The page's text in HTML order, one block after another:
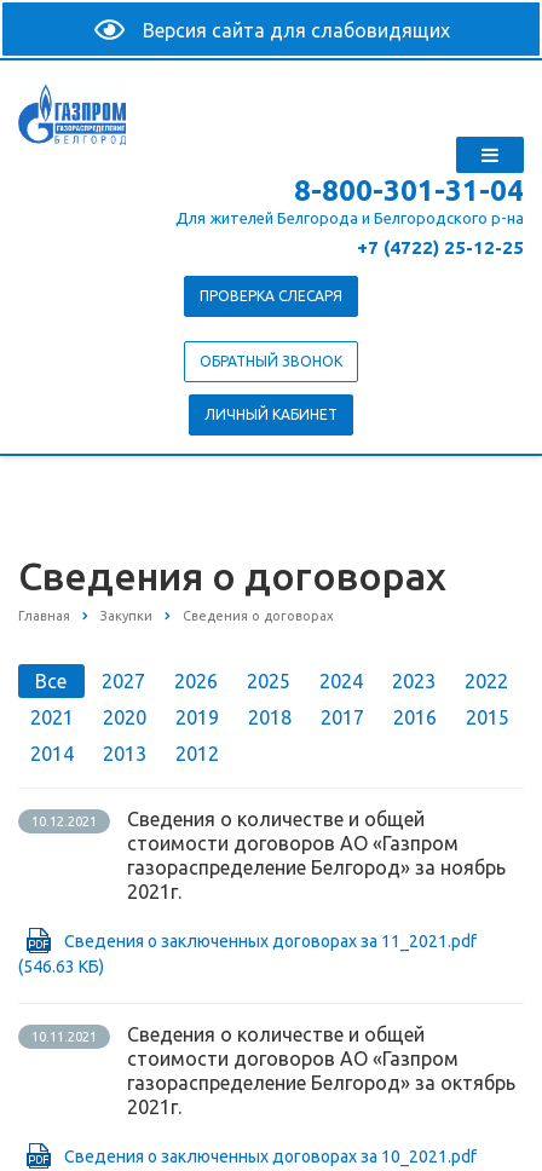
8-800-301-31-04
Для жителей Белгорода и Белгородского р-на
+7 (4722) 25-12-25
ПРОВЕРКА СЛЕСАРЯ
ОБРАТНЫЙ ЗВОНОК
ЛИЧНЫЙ КАБИНЕТ
Сведения о договорах
Главная Закупки Сведения о договорах
Все 2027 2026 2025 2024 2023
2022
2021
2020 2019 2018 2017 2016
2015
2014
2013 2012
10.12.2021
Сведения о количестве и общей
стоимости договоров АО «Газпром
газораспределение Белгород» за ноябрь
2021г.
Сведения о заключенных договорах за 11_2021.pdf
(546.63 КБ)
10.11.2021
Сведения о количестве и общей
стоимости договоров АО «Газпром
газораспределение Белгород» за октябрь
2021г.
Сведения о заключенных договорах за 10_2021.pdf